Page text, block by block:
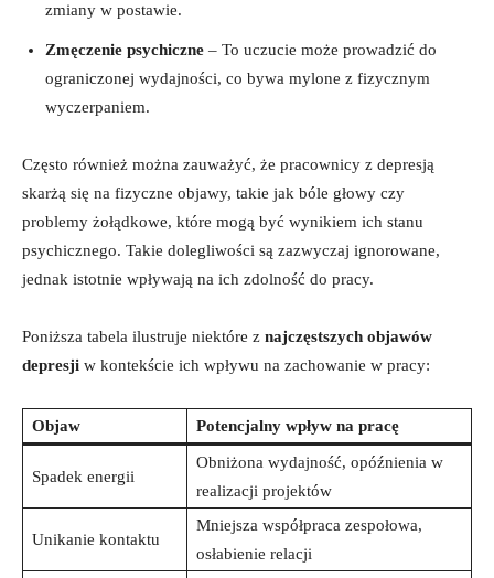
⁣zmiany ‍w postawie.
Zmęczenie psychiczne – To uczucie⁤ może prowadzić do
ograniczonej wydajności, co bywa mylone ⁣z‌ fizycznym
wyczerpaniem.
Często również można zauważyć, że pracownicy z depresją
skarżą się na fizyczne objawy,‌ takie ⁤jak ‌bóle ‍głowy czy
‌problemy​ żołądkowe, które ‌mogą być wynikiem ich stanu
psychicznego. Takie dolegliwości są zazwyczaj ⁣ignorowane,
jednak ‍istotnie wpływają​ na‌ ich‍ zdolność‍ do pracy.
Poniższa tabela ilustruje niektóre⁤ z najczęstszych objawów
depresji ⁢w kontekście ich⁣ wpływu na zachowanie w‌ pracy:
Objaw Potencjalny ‌wpływ na​ pracę
Spadek energii
Obniżona ⁢wydajność, opóźnienia w
realizacji projektów
Unikanie kontaktu
Mniejsza współpraca zespołowa,
osłabienie relacji